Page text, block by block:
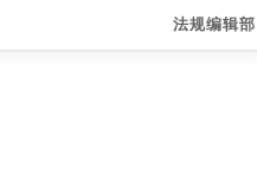
法规编辑部